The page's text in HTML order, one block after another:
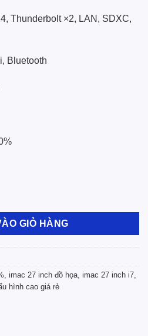
Thunderbolt ×2, LAN, SDXC,
Bluetooth
RAM/512 SSD số lượng
GIỎ HÀNG
imac 27 inch đồ họa imac 27 inch i7
hình cao giá rẻ